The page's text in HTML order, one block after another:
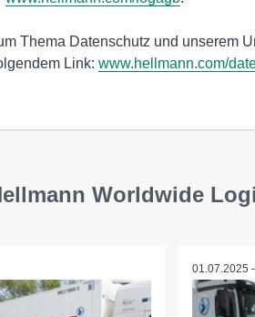
Thema Datenschutz und unserem
Link: www.hellmann.com/
Worldwide
01.07.2025